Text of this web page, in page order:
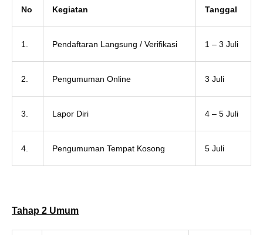
No Kegiatan Tanggal
1. Pendaftaran Langsung / Verifikasi 1 – 3 Juli
2. Pengumuman Online 3 Juli
3. Lapor Diri 4 – 5 Juli
4. Pengumuman Tempat Kosong 5 Juli
Tahap 2 Umum